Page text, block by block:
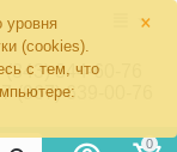
×
уровня
(cookies).
с тем, что
(343) 344-60-76
(967) 639-00-76
0